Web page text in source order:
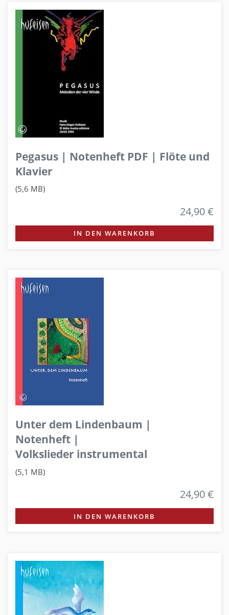
Pegasus | Notenheft PDF | Flöte und
Klavier
(5,6 MB)
24,90 €
IN DEN WARENKORB
Unter dem Lindenbaum |
Notenheft |
Volkslieder instrumental
(5,1 MB)
24,90 €
IN DEN WARENKORB